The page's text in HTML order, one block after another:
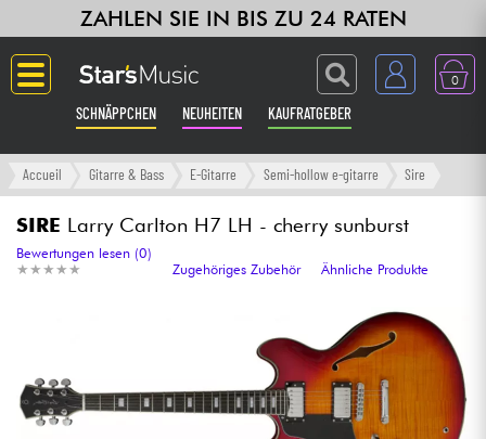
ZAHLEN SIE IN BIS ZU 24 RATEN
0
SCHNÄPPCHEN NEUHEITEN KAUFRATGEBER
Langue
Gitarre & Bass
Verstärker & Effekte
Synths & samplers
Accueil Gitarre & Bass E-Gitarre Semi-hollow e-gitarre Sire
SIRE Larry Carlton H7 LH - cherry sunburst
★ ★ ★ ★ ★
★ ★ ★ ★ ★
Bewertungen lesen (0)
Zugehöriges Zubehör
Ähnliche Produkte